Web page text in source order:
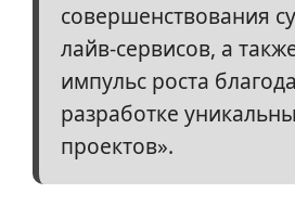
совершенствования
лайв-сервисов, а
импульс роста
разработке
проектов».